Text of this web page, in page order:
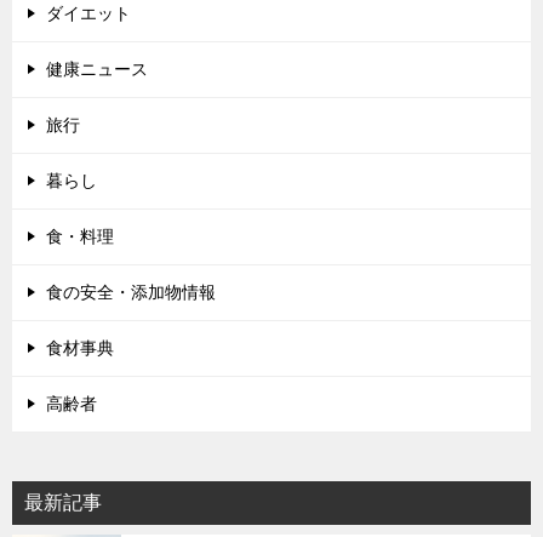
ダイエット
健康ニュース
旅行
暮らし
食・料理
食の安全・添加物情報
食材事典
高齢者
最新記事